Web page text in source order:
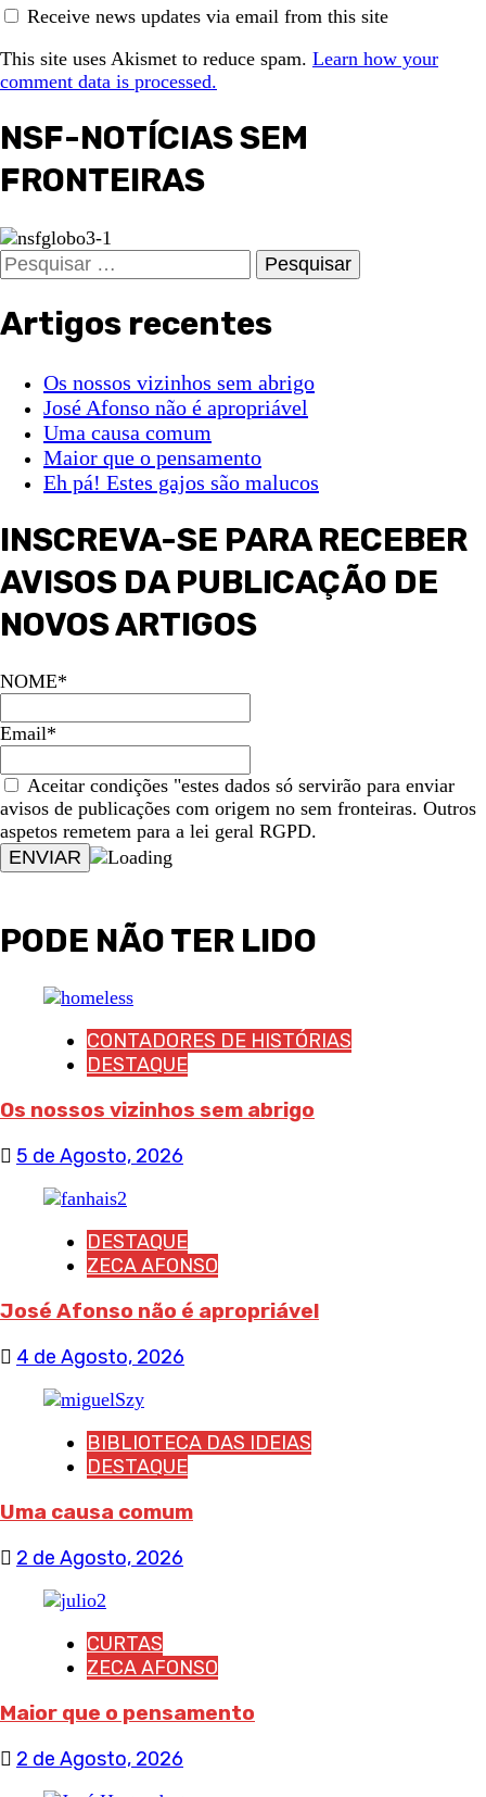
Receive news updates via email from this site
This site uses Akismet to reduce spam. Learn how your
comment data is processed.
NSF-NOTÍCIAS SEM
FRONTEIRAS
Pesquisar
por:
Artigos recentes
Os nossos vizinhos sem abrigo
José Afonso não é apropriável
Uma causa comum
Maior que o pensamento
Eh pá! Estes gajos são malucos
INSCREVA-SE PARA RECEBER
AVISOS DA PUBLICAÇÃO DE
NOVOS ARTIGOS
NOME*
Email*
Aceitar condições "estes dados só servirão para enviar
avisos de publicações com origem no sem fronteiras. Outros
aspetos remetem para a lei geral RGPD.
PODE NÃO TER LIDO
CONTADORES DE HISTÓRIAS
DESTAQUE
Os nossos vizinhos sem abrigo
5 de Agosto, 2026
DESTAQUE
ZECA AFONSO
José Afonso não é apropriável
4 de Agosto, 2026
BIBLIOTECA DAS IDEIAS
DESTAQUE
Uma causa comum
2 de Agosto, 2026
CURTAS
ZECA AFONSO
Maior que o pensamento
2 de Agosto, 2026